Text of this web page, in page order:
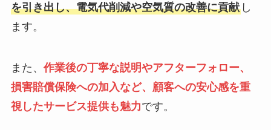
を引き出し、電気代削減や空気質の改善に貢献し
ます。
また、 作業後の丁寧な説明やアフターフォロー、
損害賠償保険への加入など、顧客への安心感を重
視したサービス提供も魅力です。